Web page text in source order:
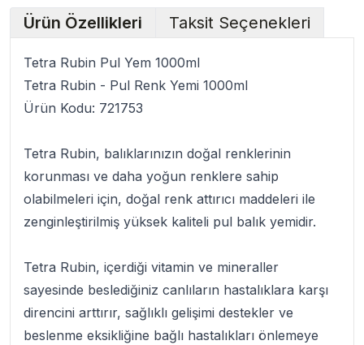
Ürün Özellikleri Taksit Seçenekleri
Tetra Rubin Pul Yem 1000ml
Tetra Rubin - Pul Renk Yemi 1000ml
Ürün Kodu: 721753
Tetra Rubin, balıklarınızın doğal renklerinin
korunması ve daha yoğun renklere sahip
olabilmeleri için, doğal renk attırıcı maddeleri ile
zenginleştirilmiş yüksek kaliteli pul balık yemidir.
Tetra Rubin, içerdiği vitamin ve mineraller
sayesinde beslediğiniz canlıların hastalıklara karşı
direncini arttırır, sağlıklı gelişimi destekler ve
beslenme eksikliğine bağlı hastalıkları önlemeye